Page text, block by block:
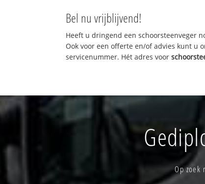
Bel nu vrijblijvend!
Heeft u dringend een schoorsteenveger
Ook voor een offerte en/of advies kunt u
servicenummer. Hét adres voor
Op zoek